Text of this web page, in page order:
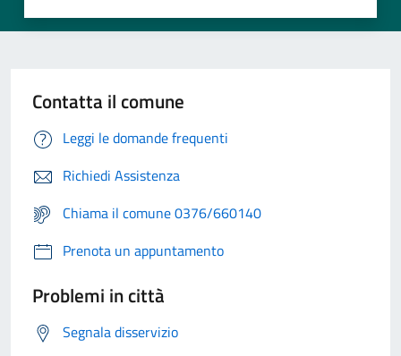
Contatta il comune
Leggi le domande frequenti
Richiedi Assistenza
Chiama il comune 0376/660140
Prenota un appuntamento
Problemi in città
Segnala disservizio